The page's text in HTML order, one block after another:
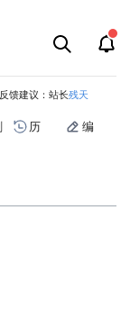
反馈建议：站长残天
历 编